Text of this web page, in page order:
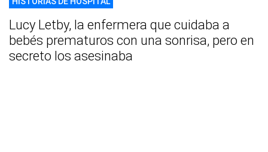
Lucy Letby, la enfermera que cuidaba a
bebés prematuros con una sonrisa, pero en
secreto los asesinaba